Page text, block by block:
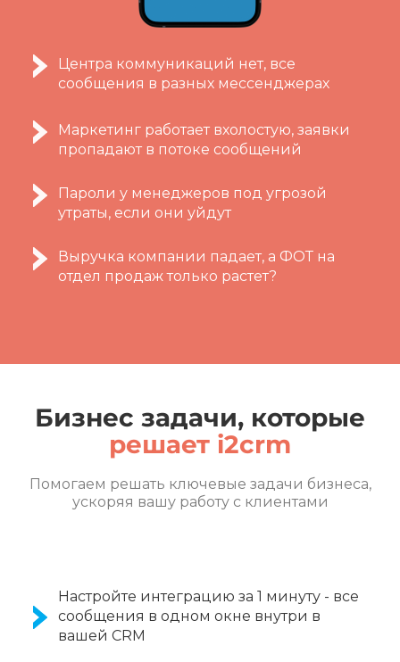
Центра коммуникаций нет, все
сообщения в разных мессенджерах
Маркетинг работает вхолостую, заявки
пропадают в потоке сообщений
Пароли у менеджеров под угрозой
утраты, если они уйдут
Выручка компании падает, а ФОТ на
отдел продаж только растет?
Бизнес задачи, которые
решает i2crm
Помогаем решать ключевые задачи бизнеса,
ускоряя вашу работу с клиентами
Настройте интеграцию за 1 минуту - все
сообщения в одном окне внутри в
вашей CRM